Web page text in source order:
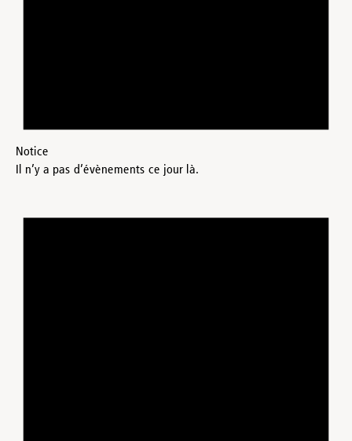
Notice
Il n’y a pas d’évènements ce jour là.